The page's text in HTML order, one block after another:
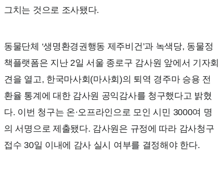
그치는 것으로 조사됐다.
동물단체 ‘생명환경권행동 제주비건’과 녹색당, 동물정
책플랫폼은 지난 2일 서울 종로구 감사원 앞에서 기자회
견을 열고, 한국마사회(마사회)의 퇴역 경주마 승용 전
환율 통계에 대한 감사원 공익감사를 청구했다고 밝혔
다. 이번 청구는 온·오프라인으로 모인 시민 3000여 명
의 서명으로 제출됐다. 감사원은 규정에 따라 감사청구
접수 30일 이내에 감사 실시 여부를 결정해야 한다.